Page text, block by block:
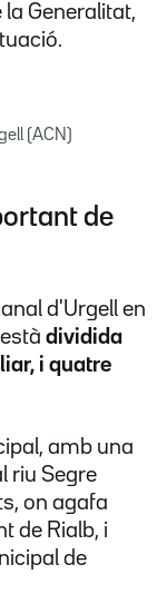
Generalitat,
(ACN)
de
d'Urgell en
dividida
i quatre
amb una
riu Segre
on agafa
de Rialb, i
de